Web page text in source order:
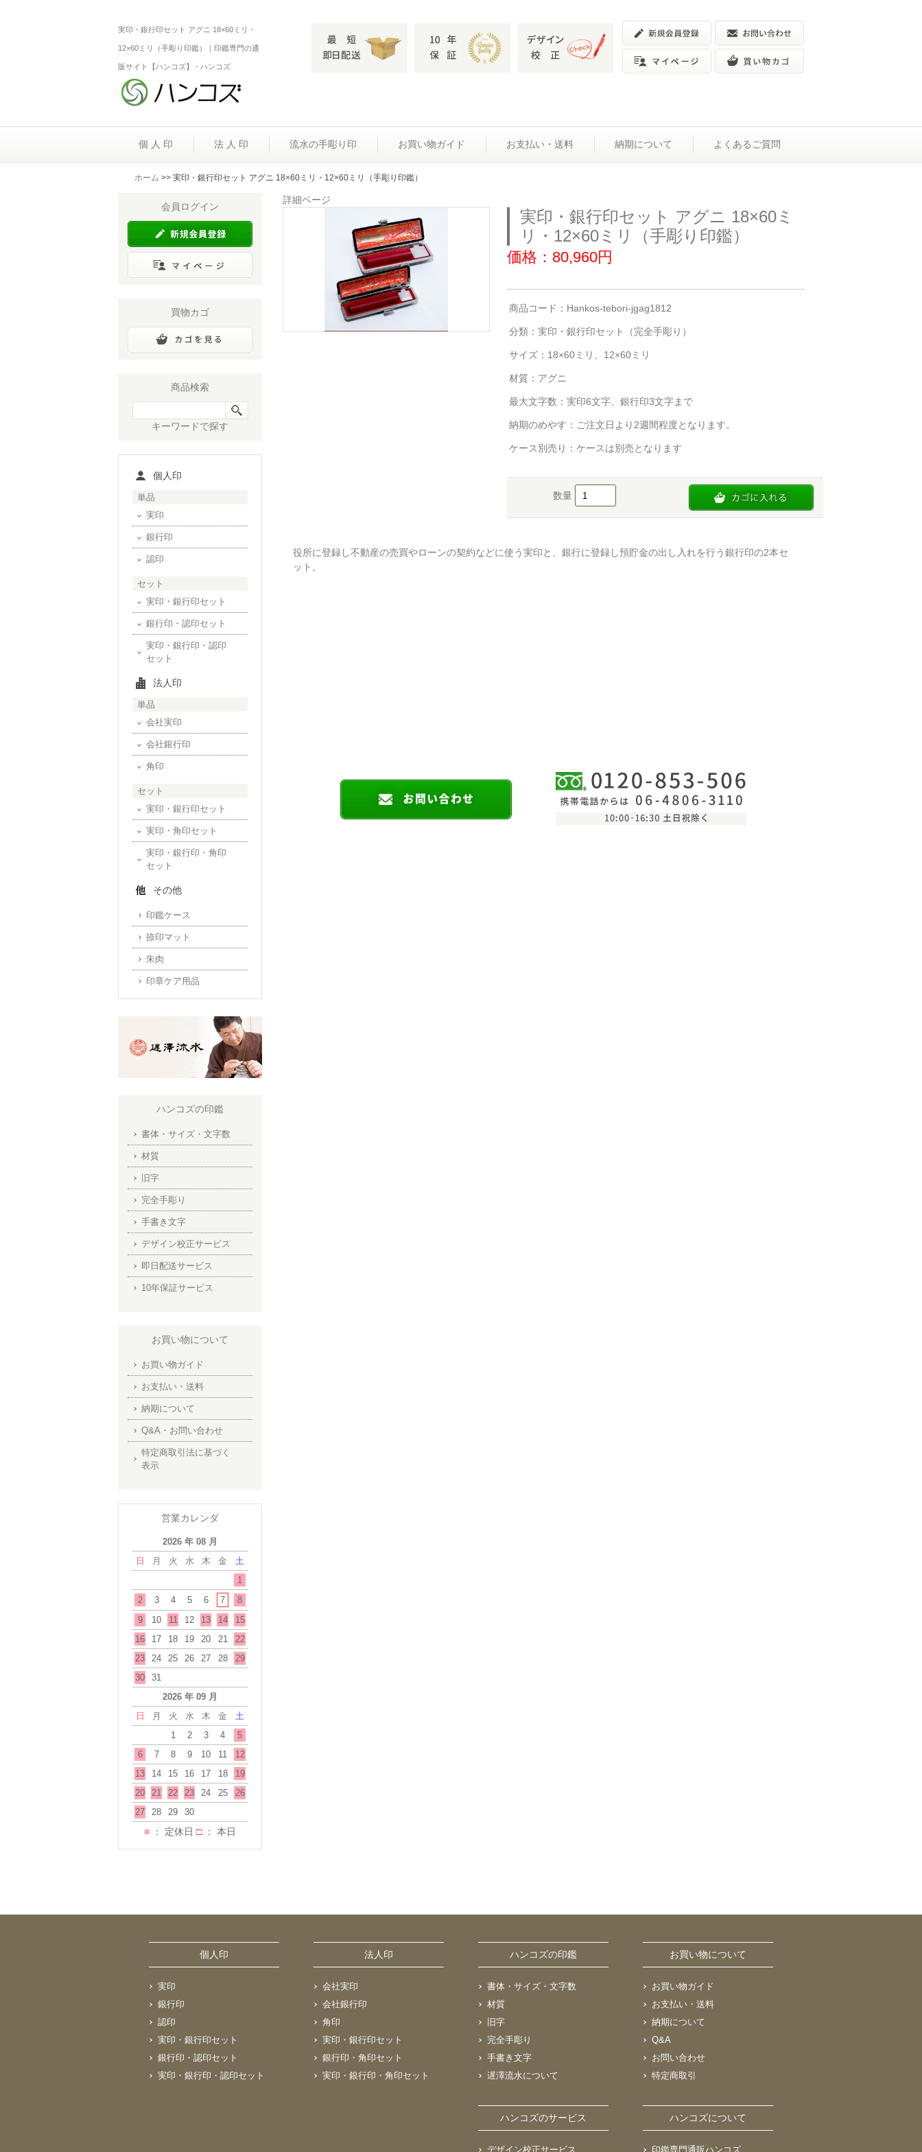
実印・銀行印セット アグニ 18×60ミリ・
12×60ミリ（手彫り印鑑）｜印鑑専門の通
販サイト【ハンコズ】 - ハンコズ
個 人 印 法 人 印 流水の手彫り印 お買い物ガイド お支払い・送料 納期について よくあるご質問
ホーム >> 実印・銀行印セット アグニ 18×60ミリ・12×60ミリ（手彫り印鑑）
詳細ページ
実印・銀行印セット アグニ 18×60ミ
リ・12×60ミリ（手彫り印鑑）
価格：80,960円
商品コード：Hankos-tebori-jgag1812
分類： 実印・銀行印セット（完全手彫り）
サイズ：18×60ミリ、12×60ミリ
材質：アグニ
最大文字数：実印6文字、銀行印3文字まで
納期のめやす：ご注文日より2週間程度となります。
ケース別売り：ケースは別売となります
数量
役所に登録し不動産の売買やローンの契約などに使う実印と、銀行に登録し預貯金の出し入れを行う銀行印の2本セ
ット。
会員ログイン
買物カゴ
商品検索
キーワードで探す
個人印
単品
実印
銀行印
認印
セット
実印・銀行印セット
銀行印・認印セット
実印・銀行印・認印
セット
法人印
単品
会社実印
会社銀行印
角印
セット
実印・銀行印セット
実印・角印セット
実印・銀行印・角印
セット
その他
印鑑ケース
捺印マット
朱肉
印章ケア用品
ハンコズの印鑑
書体・サイズ・文字数
材質
旧字
完全手彫り
手書き文字
デザイン校正サービス
即日配送サービス
10年保証サービス
お買い物について
お買い物ガイド
お支払い・送料
納期について
Q&A・お問い合わせ
特定商取引法に基づく
表示
営業カレンダ
2026 年 08 月
日
月 火 水 木 金
土
1
2
3 4 5 6 7
8
9
10 11 12 13 14
15
16
17 18 19 20 21
22
23
24 25 26 27 28
29
30
31
2026 年 09 月
日
月 火 水 木 金
土
1
2 3 4
5
6
7 8 9 10 11
12
13
14 15 16 17 18
19
20
21 22 23 24 25
26
27
28 29 30
■ ： 定休日 □： 本日
個人印
実印
銀行印
認印
実印・銀行印セット
銀行印・認印セット
実印・銀行印・認印セット
法人印
会社実印
会社銀行印
角印
実印・銀行印セット
銀行印・角印セット
実印・銀行印・角印セット
ハンコズの印鑑
書体・サイズ・文字数
材質
旧字
完全手彫り
手書き文字
遅澤流水について
お買い物について
お買い物ガイド
お支払い・送料
納期について
Q&A
お問い合わせ
特定商取引
ハンコズのサービス
デザイン校正サービス
ハンコズについて
印鑑専門通販ハンコズ